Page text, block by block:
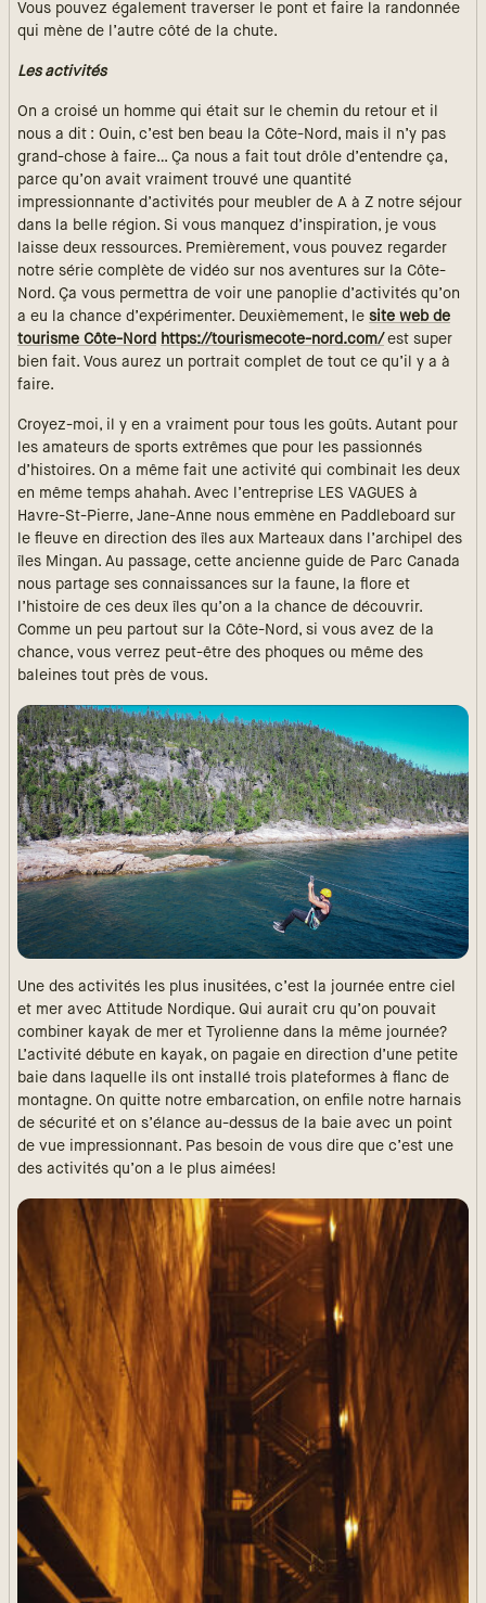
Vous pouvez également traverser le pont et faire la randonnée
qui mène de l’autre côté de la chute.
Les activités
On a croisé un homme qui était sur le chemin du retour et il
nous a dit : Ouin, c’est ben beau la Côte-Nord, mais il n’y pas
grand-chose à faire… Ça nous a fait tout drôle d’entendre ça,
parce qu’on avait vraiment trouvé une quantité
impressionnante d’activités pour meubler de A à Z notre séjour
dans la belle région. Si vous manquez d’inspiration, je vous
laisse deux ressources. Premièrement, vous pouvez regarder
notre série complète de vidéo sur nos aventures sur la Côte-
Nord. Ça vous permettra de voir une panoplie d’activités qu’on
a eu la chance d’expérimenter. Deuxièmement, le site web de
tourisme Côte-Nord https://tourismecote-nord.com/ est super
bien fait. Vous aurez un portrait complet de tout ce qu’il y a à
faire.
Croyez-moi, il y en a vraiment pour tous les goûts. Autant pour
les amateurs de sports extrêmes que pour les passionnés
d’histoires. On a même fait une activité qui combinait les deux
en même temps ahahah. Avec l’entreprise LES VAGUES à
Havre-St-Pierre, Jane-Anne nous emmène en Paddleboard sur
le fleuve en direction des îles aux Marteaux dans l’archipel des
îles Mingan. Au passage, cette ancienne guide de Parc Canada
nous partage ses connaissances sur la faune, la flore et
l’histoire de ces deux îles qu’on a la chance de découvrir.
Comme un peu partout sur la Côte-Nord, si vous avez de la
chance, vous verrez peut-être des phoques ou même des
baleines tout près de vous.
Une des activités les plus inusitées, c’est la journée entre ciel
et mer avec Attitude Nordique. Qui aurait cru qu’on pouvait
combiner kayak de mer et Tyrolienne dans la même journée?
L’activité débute en kayak, on pagaie en direction d’une petite
baie dans laquelle ils ont installé trois plateformes à flanc de
montagne. On quitte notre embarcation, on enfile notre harnais
de sécurité et on s’élance au-dessus de la baie avec un point
de vue impressionnant. Pas besoin de vous dire que c’est une
des activités qu’on a le plus aimées!